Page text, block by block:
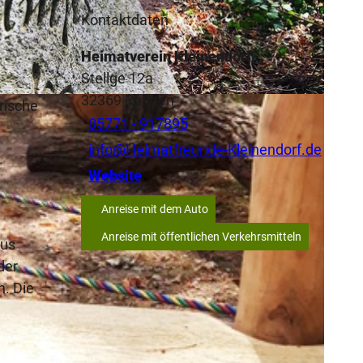
Die
Kontaktdaten
Heimatverein Kleinendorf
Stellge 12a
32369Rahden
05771 - 917895
info@Heimatfreunde-Kleinendorf.de
Website
Anreise mit dem Auto
Anreise mit öffentlichen Verkehrsmitteln